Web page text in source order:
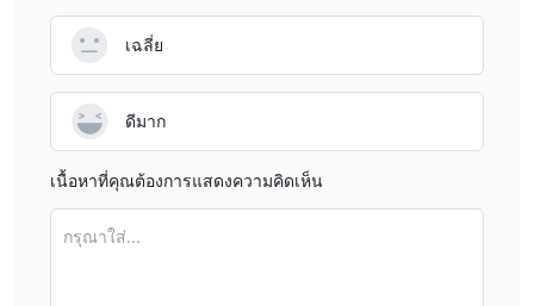
เฉลี่ย
ดีมาก
เนื้อหาที่คุณต้องการแสดงความคิดเห็น
กรุณาใส่...